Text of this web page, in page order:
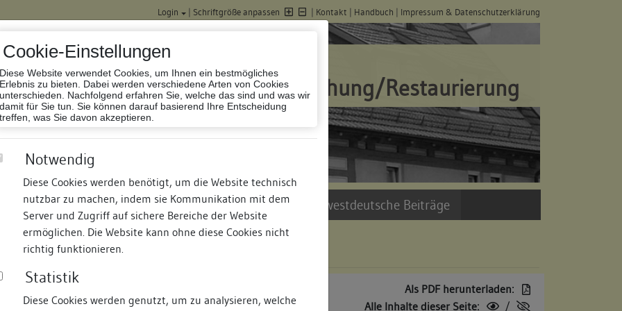
Cookie-Einstellungen
Diese Website verwendet Cookies, um Ihnen ein bestmögliches
Erlebnis zu bieten. Dabei werden verschiedene Arten von Cookies
unterschieden. Nachfolgend erfahren Sie, welche das sind und was wir
damit für Sie tun. Sie können darauf basierend Ihre Entscheidung
treffen, was Sie davon akzeptieren.
Notwendig
Diese Cookies werden benötigt, um die Website technisch
nutzbar zu machen, indem sie Kommunikation mit dem
Server und Zugriff auf sichere Bereiche der Website
ermöglichen. Die Website kann ohne diese Cookies nicht
richtig funktionieren.
Statistik
Diese Cookies werden genutzt, um zu analysieren, welche
Login | Schriftgröße anpassen | Kontakt | Handbuch | Impressum & Datenschutzerklärung
Datenbank Bauforschung/Restaurierung
Termine Suche Freie Bauforscher:innen Südwestdeutsche Beiträge
Als PDF herunterladen:
Alle Inhalte dieser Seite:
/